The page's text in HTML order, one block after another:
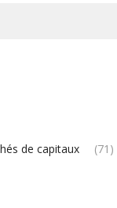
de capitaux
(71)